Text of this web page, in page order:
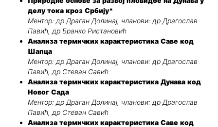
делу тока кроз Србију*
Ментор: др Драган Долинај, чланови: др Драгослав
Павић, др Бранко Ристановић
Анализа термичких карактеристика Саве код
Шапца
Ментор: др Драган Долинај, чланови: др Драгослав
Павић, др Стеван Савић
Анализа термичких карактеристика Дунава код
Новог Сада
Ментор: др Драган Долинај, чланови: др Драгослав
Павић, др Стеван Савић
Анализа термичких карактеристика Саве код